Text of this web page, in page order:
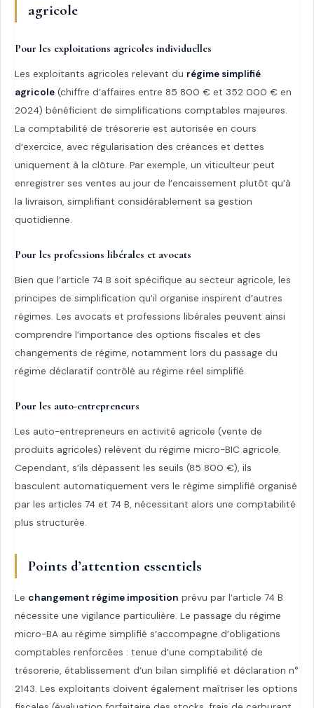
agricole
Pour les exploitations agricoles individuelles
Les exploitants agricoles relevant du régime simplifié
agricole (chiffre d’affaires entre 85 800 € et 352 000 € en
2024) bénéficient de simplifications comptables majeures.
La comptabilité de trésorerie est autorisée en cours
d’exercice, avec régularisation des créances et dettes
uniquement à la clôture. Par exemple, un viticulteur peut
enregistrer ses ventes au jour de l’encaissement plutôt qu’à
la livraison, simplifiant considérablement sa gestion
quotidienne.
Pour les professions libérales et avocats
Bien que l’article 74 B soit spécifique au secteur agricole, les
principes de simplification qu’il organise inspirent d’autres
régimes. Les avocats et professions libérales peuvent ainsi
comprendre l’importance des options fiscales et des
changements de régime, notamment lors du passage du
régime déclaratif contrôlé au régime réel simplifié.
Pour les auto-entrepreneurs
Les auto-entrepreneurs en activité agricole (vente de
produits agricoles) relèvent du régime micro-BIC agricole.
Cependant, s’ils dépassent les seuils (85 800 €), ils
basculent automatiquement vers le régime simplifié organisé
par les articles 74 et 74 B, nécessitant alors une comptabilité
plus structurée.
Points d’attention essentiels
Le changement régime imposition prévu par l’article 74 B
nécessite une vigilance particulière. Le passage du régime
micro-BA au régime simplifié s’accompagne d’obligations
comptables renforcées : tenue d’une comptabilité de
trésorerie, établissement d’un bilan simplifié et déclaration n°
2143. Les exploitants doivent également maîtriser les options